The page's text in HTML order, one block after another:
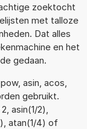
zoektocht
met talloze
Dat alles
en het
gedaan.
asin, acos,
gebruikt.
asin(1/2),
atan(1/4) of